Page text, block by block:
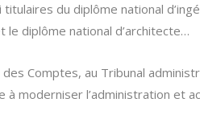
du diplôme national
le diplôme national d’architecte…
Comptes, au Tribunal
moderniser l’administration et